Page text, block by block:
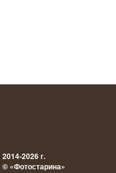
2014-2026 г.
© «Фотостарина»